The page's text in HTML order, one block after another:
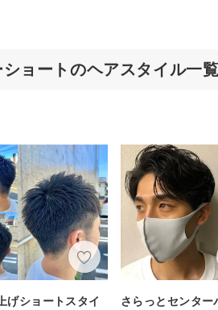
ョートのヘアスタイル一覧
げショートスタイ
さらっとセンター